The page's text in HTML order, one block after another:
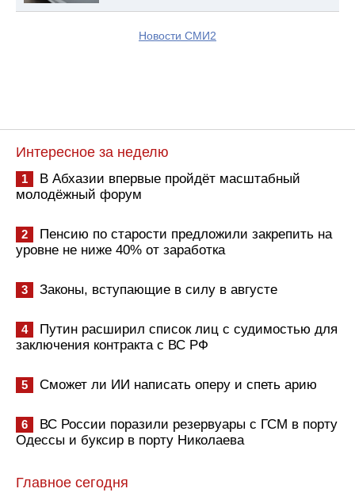
Новости СМИ2
Интересное за неделю
1
В Абхазии впервые пройдёт масштабный
молодёжный форум
2
Пенсию по старости предложили закрепить на
уровне не ниже 40% от заработка
3 Законы, вступающие в силу в августе
4
Путин расширил список лиц с судимостью для
заключения контракта с ВС РФ
5 Сможет ли ИИ написать оперу и спеть арию
6
ВС России поразили резервуары с ГСМ в порту
Одессы и буксир в порту Николаева
Главное сегодня